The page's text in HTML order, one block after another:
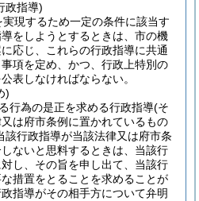
政指導)
現するため一定の条件に該当す
をしようとするときは、市の機
応じ、これらの行政指導に共通
項を定め、かつ、行政上特別の
表しなければならない。
)
行為の是正を求める行政指導(そ
は府市条例に置かれているもの
該行政指導が当該法律又は府市条
ないと思料するときは、当該行
し、その旨を申し出て、当該行
措置をとることを求めることが
指導がその相手方について弁明